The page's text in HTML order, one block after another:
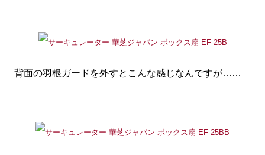
背面の羽根ガードを外すとこんな感じなんですが……